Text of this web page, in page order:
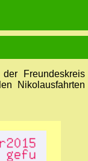
Freundeskreis
Nikolausfahrten